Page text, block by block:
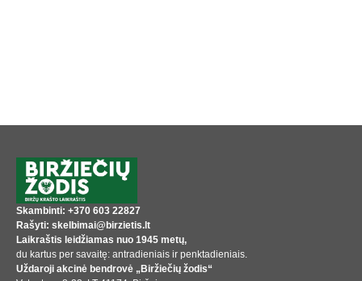
Skambinti: +370 603 22827
Rašyti: skelbimai@birzietis.lt
Laikraštis leidžiamas nuo 1945 metų,
du kartus per savaitę: antradieniais ir penktadieniais.
Uždaroji akcinė bendrovė „Biržiečių žodis“